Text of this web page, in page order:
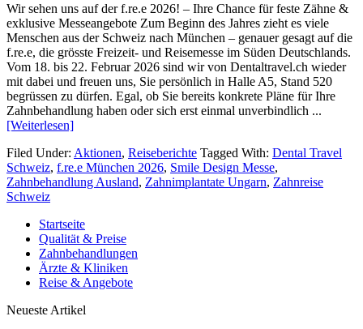
Wir sehen uns auf der f.re.e 2026! – Ihre Chance für feste Zähne &
exklusive Messeangebote Zum Beginn des Jahres zieht es viele
Menschen aus der Schweiz nach München – genauer gesagt auf die
f.re.e, die grösste Freizeit‑ und Reisemesse im Süden Deutschlands.
Vom 18. bis 22. Februar 2026 sind wir von Dentaltravel.ch wieder
mit dabei und freuen uns, Sie persönlich in Halle A5, Stand 520
begrüssen zu dürfen. Egal, ob Sie bereits konkrete Pläne für Ihre
Zahnbehandlung haben oder sich erst einmal unverbindlich ...
[Weiterlesen]
Filed Under: Aktionen, Reiseberichte Tagged With: Dental Travel
Schweiz, f.re.e München 2026, Smile Design Messe,
Zahnbehandlung Ausland, Zahnimplantate Ungarn, Zahnreise
Schweiz
Startseite
Qualität & Preise
Zahnbehandlungen
Ärzte & Kliniken
Reise & Angebote
Neueste Artikel